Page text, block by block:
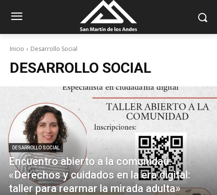
Inicio Desarrollo Social
DESARROLLO SOCIAL
DESARROLLO SOCIAL
Encuentro abierto a la comunidad:
«Derechos y cuidados en la era digital:
taller para rearmar la mirada adulta»